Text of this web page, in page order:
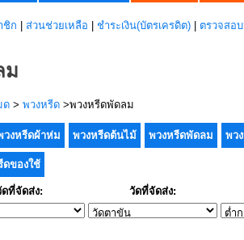
ชิก ส่วนช่วยเหลือ ชำระเงิน(บัตรเครดิต) ตรวจสอ
ม
ด > พวงหรีด >พวงหรีดพัดลม
วงหรีดผ้าห่ม พวงหรีดต้นไม้ พวงหรีดพัดลม พว
ดของใช้
ที่จัดส่ง: วัดที่จัดส่ง: